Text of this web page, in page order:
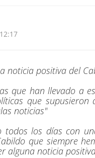
noticia positiva del
que han llevado a
que
noticias"
todos los días con
que siempre
alguna noticia